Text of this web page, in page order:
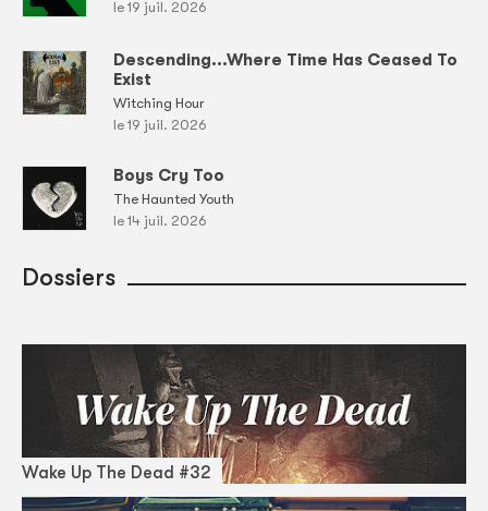
le 19 juil. 2026
Descending...Where Time Has Ceased To
Exist
Witching Hour
le 19 juil. 2026
Boys Cry Too
The Haunted Youth
le 14 juil. 2026
Dossiers
Wake Up The Dead #32